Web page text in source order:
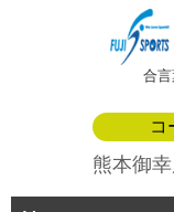
合言
コ
熊本御